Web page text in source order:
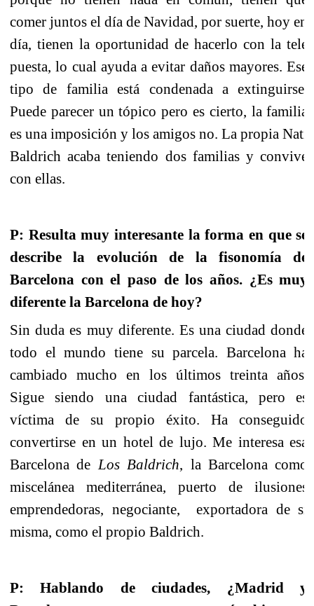
comer juntos el día de Navidad, por suerte, hoy en
día, tienen la oportunidad de hacerlo con la tele
puesta, lo cual ayuda a evitar daños mayores. Ese
tipo de familia está condenada a extinguirse.
Puede parecer un tópico pero es cierto, la familia
es una imposición y los amigos no.La propia Nati
Baldrich acaba teniendo dos familias y convive
con ellas.
P: Resulta muy interesante la forma en que se
describe la evolución de la fisonomía de
Barcelona con el paso de los años. ¿Es muy
diferente la Barcelona de hoy?
Sin duda es muy diferente. Es una ciudad donde
todo el mundo tiene su parcela. Barcelona ha
cambiado mucho en los últimos treinta años.
Sigue siendo una ciudad fantástica, pero es
víctima de su propio éxito. Ha conseguido
convertirse en un hotel de lujo. Me interesa esa
Barcelona de Los Baldrich, la Barcelona como
miscelánea mediterránea, puerto de ilusiones
emprendedoras, negociante,
exportadora de sí
misma, como el propio Baldrich.
P: Hablando de ciudades, ¿Madrid y